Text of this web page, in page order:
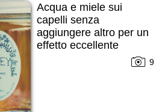
Acqua e miele sui
capelli senza
aggiungere altro per un
effetto eccellente
9